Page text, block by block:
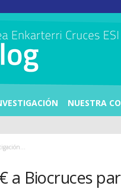
NUESTRA
a Biocruces